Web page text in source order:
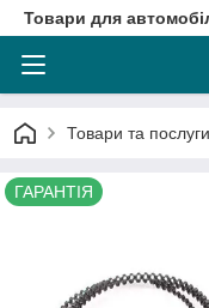
Товари для
Товари та послуги
ГАРАНТІЯ